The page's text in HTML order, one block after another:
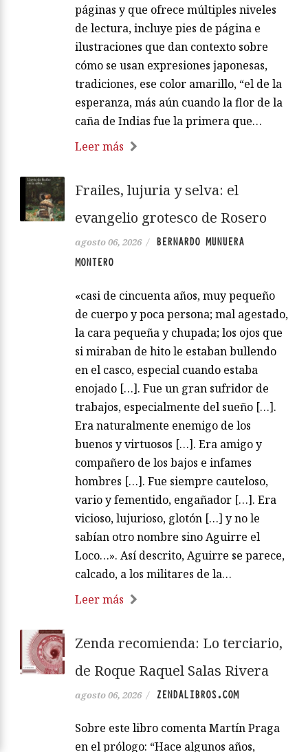
páginas y que ofrece múltiples niveles
de lectura, incluye pies de página e
ilustraciones que dan contexto sobre
cómo se usan expresiones japonesas,
tradiciones, ese color amarillo, “el de la
esperanza, más aún cuando la flor de la
caña de Indias fue la primera que…
Leer más
Frailes, lujuria y selva: el
evangelio grotesco de Rosero
agosto 06, 2026 /
BERNARDO MUNUERA
MONTERO
«casi de cincuenta años, muy pequeño
de cuerpo y poca persona; mal agestado,
la cara pequeña y chupada; los ojos que
si miraban de hito le estaban bullendo
en el casco, especial cuando estaba
enojado […]. Fue un gran sufridor de
trabajos, especialmente del sueño […].
Era naturalmente enemigo de los
buenos y virtuosos […]. Era amigo y
compañero de los bajos e infames
hombres […]. Fue siempre cauteloso,
vario y fementido, engañador […]. Era
vicioso, lujurioso, glotón […] y no le
sabían otro nombre sino Aguirre el
Loco…». Así descrito, Aguirre se parece,
calcado, a los militares de la…
Leer más
Zenda recomienda: Lo terciario,
de Roque Raquel Salas Rivera
agosto 06, 2026 / ZENDALIBROS.COM
Sobre este libro comenta Martín Praga
en el prólogo: “Hace algunos años,